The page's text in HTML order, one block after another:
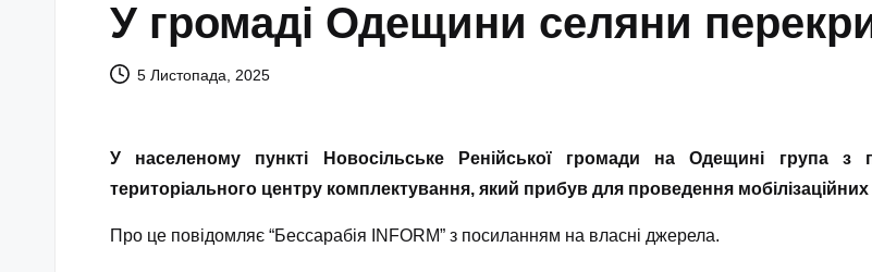
У громаді Одещини селяни
5 Листопада, 2025
У населеному пункті Новосільське Ренійської громади на Одещині група з
територіального центру комплектування, який прибув для проведення мобілізаційних
Про це повідомляє “Бессарабія INFORM” з посиланням на власні джерела.